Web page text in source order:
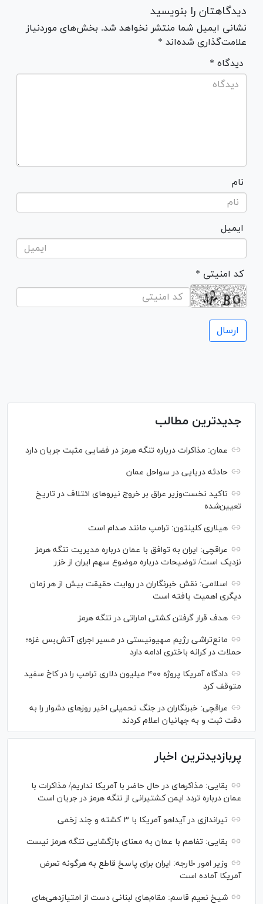
دیدگاهتان را بنویسید
نشانی ایمیل شما منتشر نخواهد شد. بخش‌های موردنیاز
علامت‌گذاری شده‌اند *
* دیدگاه
نام
ایمیل
* کد امنیتی
جدیدترین مطالب
عمان: مذاکرات درباره تنگه هرمز در فضایی مثبت جریان دارد
حادثه دریایی در سواحل عمان
تاکید نخست‌وزیر عراق بر خروج نیروهای ائتلاف در تاریخ
تعیین‌شده
هیلاری کلینتون: ترامپ مانند صدام است
عراقچی: ایران به توافق با عمان درباره مدیریت تنگه هرمز
نزدیک است/ توضیحات درباره موضوع سهم ایران از خزر
اسلامی: نقش خبرنگاران در روایت حقیقت بیش از هر زمان
دیگری اهمیت یافته است
هدف قرار گرفتن کشتی اماراتی در تنگه هرمز
مانع‌تراشی رژیم صهیونیستی در مسیر اجرای آتش‌بس غزه؛
حملات در کرانه باختری ادامه دارد
دادگاه آمریکا پروژه ۴۰۰ میلیون دلاری ترامپ را در کاخ سفید
متوقف کرد
عراقچی: خبرنگاران در جنگ تحمیلی اخیر روز‌های دشوار را به
دقت ثبت و به جهانیان اعلام کردند
پربازدیدترین اخبار
بقایی: مذاکره‎ای در حال حاضر با آمریکا نداریم/ مذاکرات با
عمان درباره تردد ایمن کشتیرانی از تنگه هرمز در جریان است
تیراندازی در آیداهو آمریکا با ۳ کشته و چند زخمی
بقایی: تفاهم با عمان به معنای بازگشایی تنگه هرمز نیست
وزیر امور خارجه: ایران برای پاسخ قاطع به هرگونه تعرض
آمریکا آماده است
شیخ نعیم قاسم: مقام‌های لبنانی دست از امتیازدهی‌های